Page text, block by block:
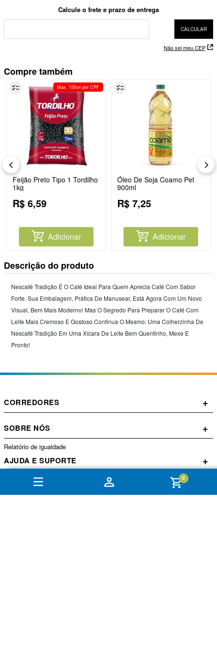
0
Não sei meu CEP
Compre também
Max. 100un por CPF
Feijão Preto Tipo 1 Tordilho
1kg
R$ 6,59
Adicionar
Óleo De Soja Coamo Pet
900ml
R$ 7,25
Adicionar
Descrição do produto
Nescafé Tradição É O Café Ideal Para Quem Aprecia Café Com Sabor
Forte. Sua Embalagem, Prática De Manusear, Está Agora Com Um Novo
Visual, Bem Mais Moderno! Mas O Segredo Para Preparar O Café Com
Leite Mais Cremoso E Gostoso Continua O Mesmo: Uma Colherzinha De
Nescafé Tradição Em Uma Xícara De Leite Bem Quentinho, Mexe E
Pronto!
CORREDORES +
SOBRE NÓS +
Relatório de igualdade
AJUDA E SUPORTE +